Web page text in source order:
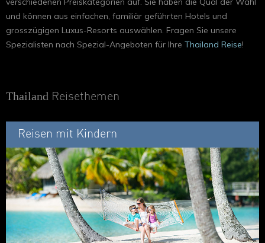
und können aus einfachen, familiär geführten Hotels und
grosszügigen Luxus-Resorts auswählen. Fragen Sie unsere
Spezialisten nach Spezial-Angeboten für Ihre Thailand Reise!
Thailand Reisethemen
Reisen mit Kindern